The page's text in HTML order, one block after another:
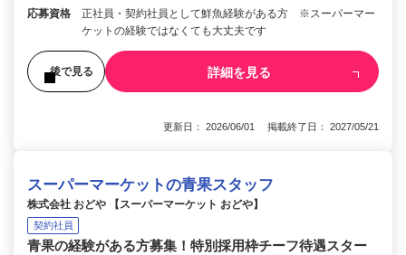
応募資格
正社員・契約社員として鮮魚経験がある方 ※スーパーマー
ケットの経験ではなくても大丈夫です
後で見る 詳細を見る
更新日： 2026/06/01 掲載終了日： 2027/05/21
スーパーマーケットの青果スタッフ
株式会社 おどや 【スーパーマーケット おどや】
契約社員
青果の経験がある方募集！特別採用枠チーフ待遇スター